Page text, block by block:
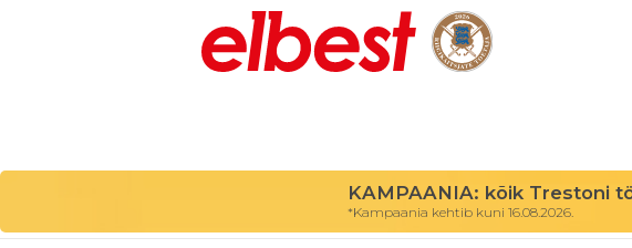
KAMPAANIA: kõik Trestoni
*Kampaania kehtib kuni 16.08.2026.